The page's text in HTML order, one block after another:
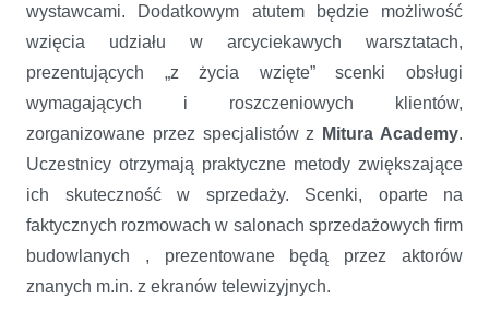
wystawcami. Dodatkowym atutem będzie możliwość
wzięcia udziału w arcyciekawych warsztatach,
prezentujących „z życia wzięte” scenki obsługi
wymagających i roszczeniowych klientów,
zorganizowane przez specjalistów z
Mitura Academy.
Uczestnicy otrzymają praktyczne metody zwiększające
ich skuteczność w sprzedaży. Scenki, oparte na
faktycznych rozmowach w salonach sprzedażowych firm
budowlanych , prezentowane będą przez aktorów
znanych m.in. z ekranów telewizyjnych.